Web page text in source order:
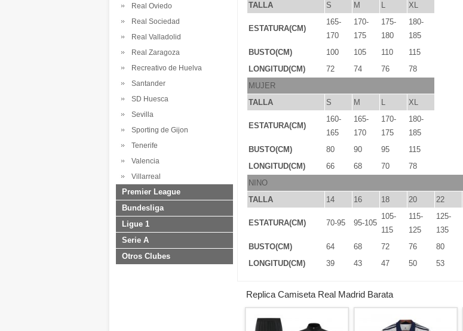
Real Oviedo
Real Sociedad
Real Valladolid
Real Zaragoza
Recreativo de Huelva
Santander
SD Huesca
Sevilla
Sporting de Gijon
Tenerife
Valencia
Villarreal
Premier League
Bundesliga
Ligue 1
Serie A
Otros Clubes
TALLA
S M L XL
ESTATURA(CM)
165-
170
170-
175
175-
180
180-
185
BUSTO(CM)
100 105 110
115
LONGITUD(CM)
72 74 76
78
MUJER
TALLA
S M L XL
ESTATURA(CM)
160-
165
165-
170
170-
175
180-
185
BUSTO(CM)
80 90 95
115
LONGITUD(CM)
66 68 70
78
NINO
TALLA
14 16 18 20 22
ESTATURA(CM) 70-95 95-105
105-
115
115-
125
125-
135
BUSTO(CM)
64 68 72 76 80
LONGITUD(CM)
39 43 47 50 53
Replica Camiseta Real Madrid Barata